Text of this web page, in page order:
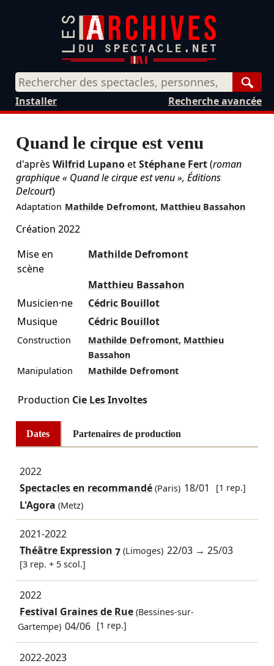
Recherche avancée
Installer
Quand le cirque est venu
d'après Wilfrid LupanoetStéphane Fert(roman
graphique « Quand le cirque est venu », Éditions
Delcourt)
Adaptation Mathilde Defromont, Matthieu Bassahon
Création 2022
Mise en
scène
Mathilde Defromont
Matthieu Bassahon
Musicien·ne
Cédric Bouillot
Musique
Cédric Bouillot
Construction Mathilde Defromont, Matthieu
Bassahon
Manipulation
Mathilde Defromont
Production Cie Les Involtes
Dates Partenaires de production
2022
Spectacles en recommandé(Paris) 18/01 [1 rep.]
L'Agora (Metz)
2021-2022
Théâtre Expression 7(Limoges) 22/03 →25/03
[3 rep. + 5 scol.]
2022
Festival Graines de Rue(Bessines-sur-
Gartempe) 04/06 [1 rep.]
2022-2023